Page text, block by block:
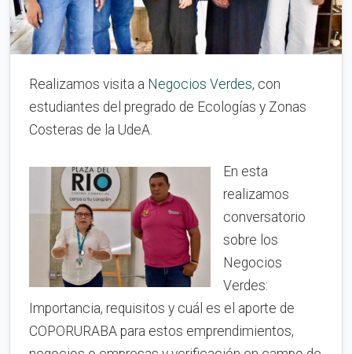
Realizamos visita a Negocios Verdes, con
estudiantes del pregrado de Ecologías y Zonas
Costeras de la UdeA.
En esta
realizamos
conversatorio
sobre los
Negocios
Verdes:
Importancia, requisitos y cuál es el aporte de
COPORURABA para estos emprendimientos,